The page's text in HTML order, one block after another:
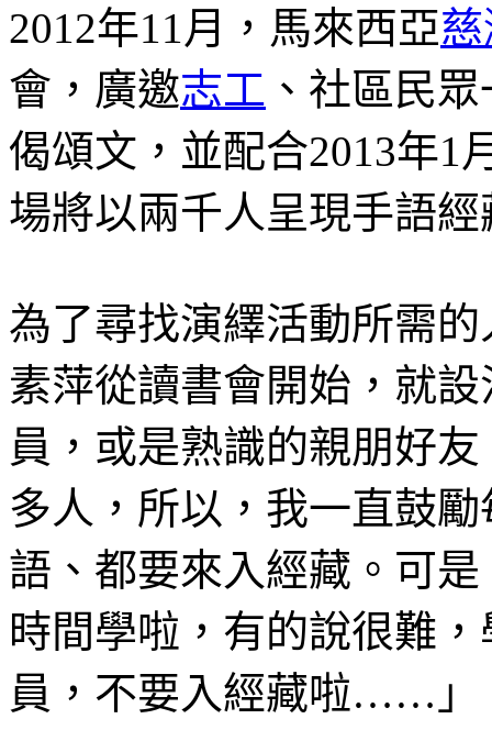
2012年11月，馬來西亞
會，廣邀志工 、社區民
偈頌文，並配合2013年1
場將以兩千人呈現手語
為了尋找演繹活動所需
素萍從讀書會開始，就
員，或是熟識的親朋好
多人，所以，我一直鼓
語、都要來入經藏。可
時間學啦，有的說很難
員，不要入經藏啦……」